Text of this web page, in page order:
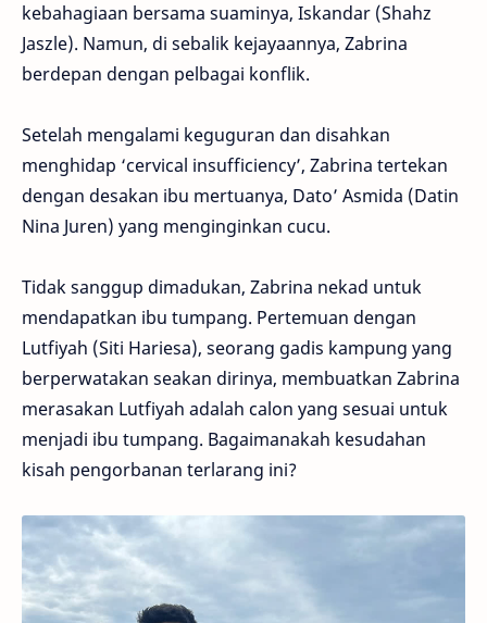
kebahagiaan bersama suaminya, Iskandar (Shahz
Jaszle). Namun, di sebalik kejayaannya, Zabrina
berdepan dengan pelbagai konflik.
Setelah mengalami keguguran dan disahkan
menghidap ‘cervical insufficiency’, Zabrina tertekan
dengan desakan ibu mertuanya, Dato’ Asmida (Datin
Nina Juren) yang menginginkan cucu.
Tidak sanggup dimadukan, Zabrina nekad untuk
mendapatkan ibu tumpang. Pertemuan dengan
Lutfiyah (Siti Hariesa), seorang gadis kampung yang
berperwatakan seakan dirinya, membuatkan Zabrina
merasakan Lutfiyah adalah calon yang sesuai untuk
menjadi ibu tumpang. Bagaimanakah kesudahan
kisah pengorbanan terlarang ini?